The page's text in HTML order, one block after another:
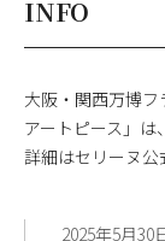
INFO
大阪・関西万博
アートピース」は
詳細はセリーヌ公
2025年5月